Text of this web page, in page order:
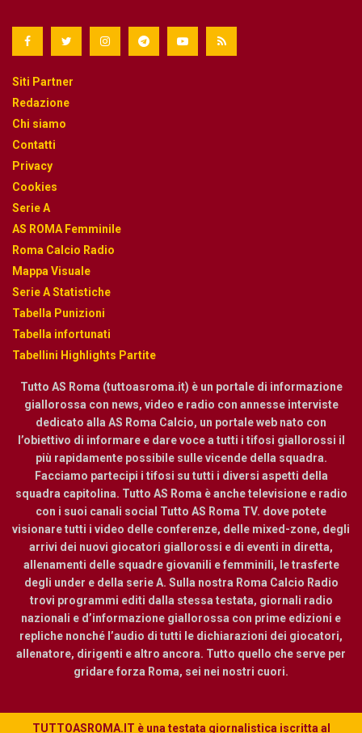
Siti Partner
Redazione
Chi siamo
Contatti
Privacy
Cookies
Serie A
AS ROMA Femminile
Roma Calcio Radio
Mappa Visuale
Serie A Statistiche
Tabella Punizioni
Tabella infortunati
Tabellini Highlights Partite
Tutto AS Roma (tuttoasroma.it) è un portale di informazione
giallorossa con news, video e radio con annesse interviste
dedicato alla AS Roma Calcio, un portale web nato con
l’obiettivo di informare e dare voce a tutti i tifosi giallorossi il
più rapidamente possibile sulle vicende della squadra.
Facciamo partecipi i tifosi su tutti i diversi aspetti della
squadra capitolina. Tutto AS Roma è anche televisione e radio
con i suoi canali social Tutto AS Roma TV. dove potete
visionare tutti i video delle conferenze, delle mixed-zone, degli
arrivi dei nuovi giocatori giallorossi e di eventi in diretta,
allenamenti delle squadre giovanili e femminili, le trasferte
degli under e della serie A. Sulla nostra Roma Calcio Radio
trovi programmi editi dalla stessa testata, giornali radio
nazionali e d’informazione giallorossa con prime edizioni e
repliche nonché l’audio di tutti le dichiarazioni dei giocatori,
allenatore, dirigenti e altro ancora. Tutto quello che serve per
gridare forza Roma, sei nei nostri cuori.
TUTTOASROMA.IT è una testata giornalistica iscritta al